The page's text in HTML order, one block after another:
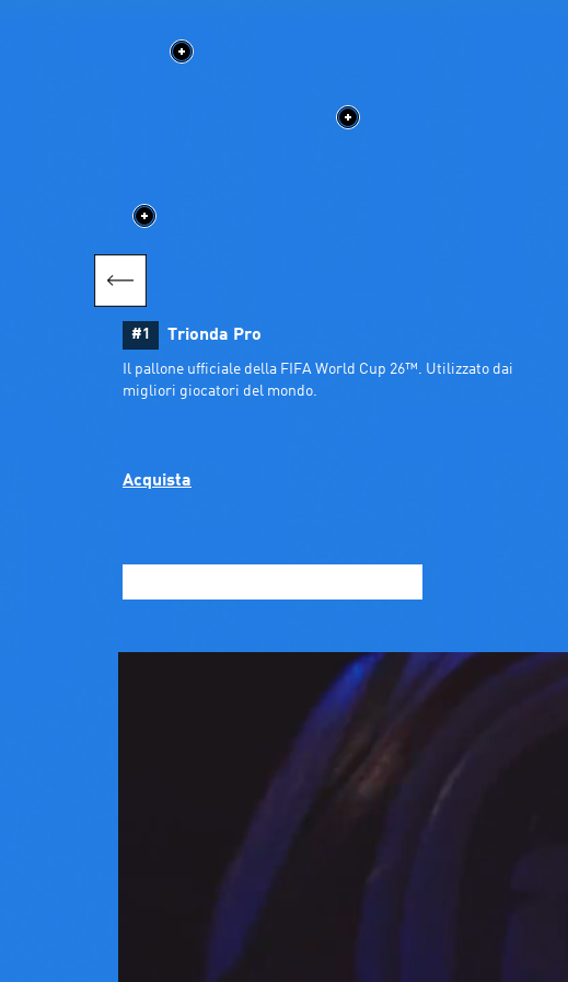
#1 Trionda Pro
Il pallone ufficiale della FIFA World Cup 26™. Utilizzato dai
migliori giocatori del mondo.
Acquista